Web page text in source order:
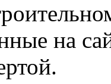
на